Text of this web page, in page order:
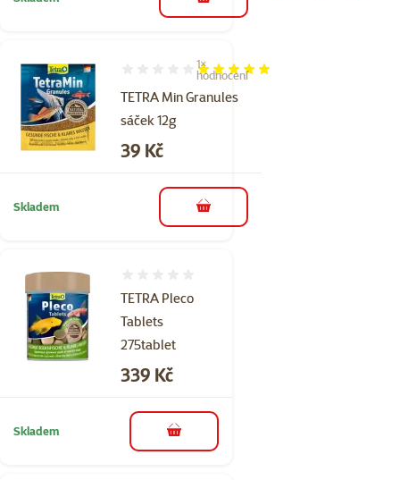
do košíku
TETRA Min Granules
sáček 12g
Hodnocení 100%, počet hodnocení: 1
1×
hodnocení
Cena
39 Kč
Skladem do košíku
TETRA Pleco
Tablets
275tablet
Cena
339 Kč
Skladem do košíku